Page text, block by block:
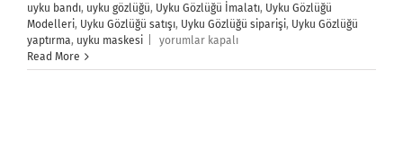
uyku bandı, uyku gözlüğü, Uyku Gözlüğü İmalatı, Uyku Gözlüğü
Modelleri, Uyku Gözlüğü satışı, Uyku Gözlüğü siparişi, Uyku Gözlüğü
yaptırma, uyku maskesi
Uyku
için
yorumlar kapalı
Read More